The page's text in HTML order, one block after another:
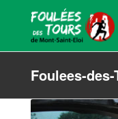
Foulees-